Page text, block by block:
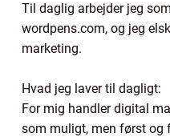
Til daglig arbejder jeg
wordpens.com, og jeg
marketing.
Hvad jeg laver til dagligt:
For mig handler digital
som muligt, men først og